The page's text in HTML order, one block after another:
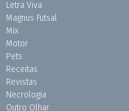
Letra Viva
Magnus Futsal
Mix
Motor
Pets
Receitas
Revistas
Necrologia
Outro Olhar